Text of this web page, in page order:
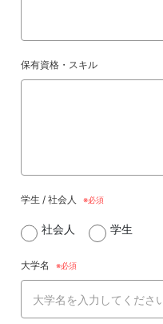
保有資格・スキル
学生 / 社会人
社会人 学生
大学名